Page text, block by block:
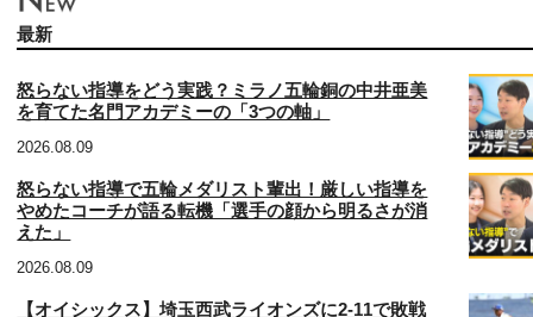
最新
怒らない指導をどう実践？ミラノ五輪銅の中井亜美
を育てた名門アカデミーの「3つの軸」
2026.08.09
怒らない指導で五輪メダリスト輩出！厳しい指導を
やめたコーチが語る転機「選手の顔から明るさが消
えた」
2026.08.09
【オイシックス】埼玉西武ライオンズに2‐11で敗戦